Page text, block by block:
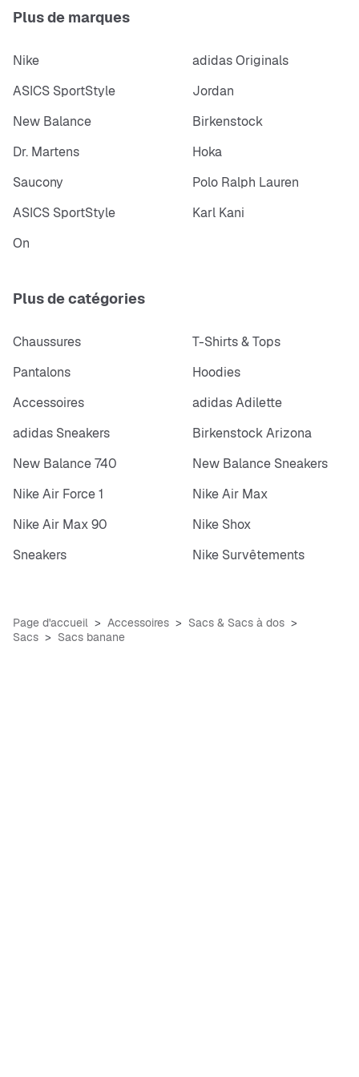
Plus de marques
Nike
adidas Originals
ASICS SportStyle
Jordan
New Balance
Birkenstock
Dr. Martens
Hoka
Saucony
Polo Ralph Lauren
ASICS SportStyle
Karl Kani
On
Plus de catégories
Chaussures
T-Shirts & Tops
Pantalons
Hoodies
Accessoires
adidas Adilette
adidas Sneakers
Birkenstock Arizona
New Balance 740
New Balance Sneakers
Nike Air Force 1
Nike Air Max
Nike Air Max 90
Nike Shox
Sneakers
Nike Survêtements
Page d'accueil Accessoires
Sacs & Sacs à dos
Sacs
Sacs banane